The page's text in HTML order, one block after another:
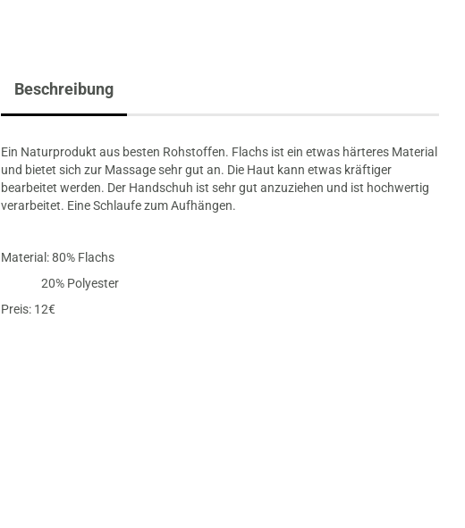
Beschreibung
Ein Naturprodukt aus besten Rohstoffen. Flachs ist ein etwas härteres Material
und bietet sich zur Massage sehr gut an. Die Haut kann etwas kräftiger
bearbeitet werden. Der Handschuh ist sehr gut anzuziehen und ist hochwertig
verarbeitet. Eine Schlaufe zum Aufhängen.
Material: 80% Flachs
20% Polyester
Preis: 12€